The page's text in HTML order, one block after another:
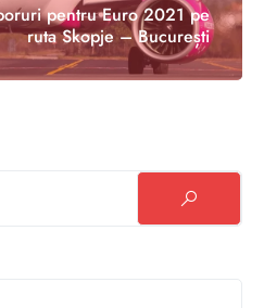
pentru Euro 2021 pe
ruta Skopje – București